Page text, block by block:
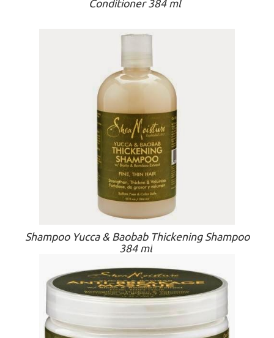
Conditioner 384 ml
Shampoo Yucca & Baobab Thickening Shampoo
384 ml